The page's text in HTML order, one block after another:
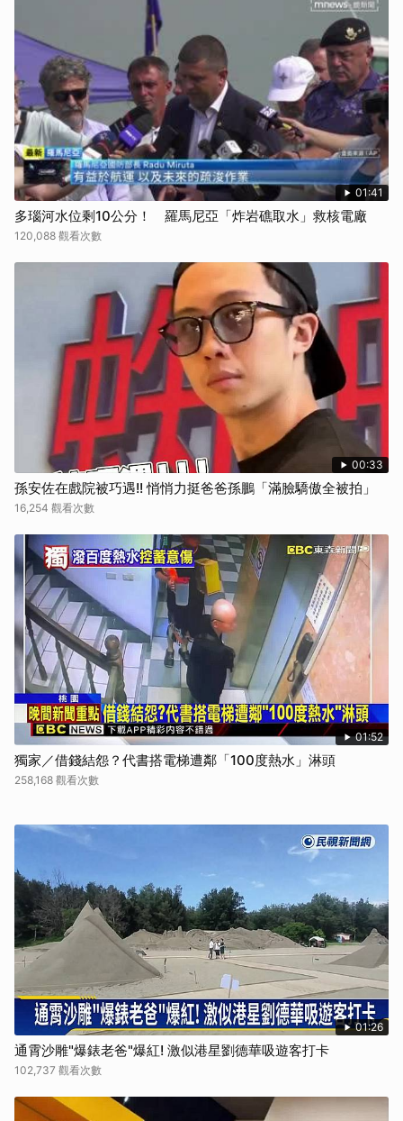
01:41
多瑙河水位剩10公分！ 羅馬尼亞「炸岩礁取水」救核電廠
120,088 觀看次數
00:33
孫安佐在戲院被巧遇!! 悄悄力挺爸爸孫鵬「滿臉驕傲全被拍」
16,254 觀看次數
01:52
獨家／借錢結怨？代書搭電梯遭鄰「100度熱水」淋頭
258,168 觀看次數
01:26
通霄沙雕"爆錶老爸"爆紅! 激似港星劉德華吸遊客打卡
102,737 觀看次數